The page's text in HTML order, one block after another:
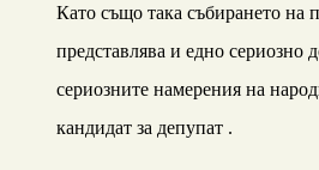
Като също така събирането на
представлява и едно сериозно
сериозните намерения на
кандидат за депупат .